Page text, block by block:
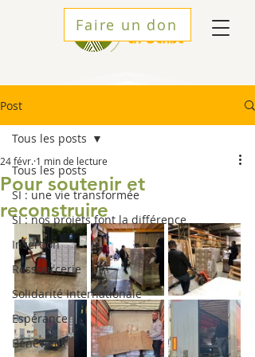
Faire un don
Post
Tous les posts
SI : une vie transformée
SI : nos projets font la différence
Insertion
Ressourcerie
Solidarité Internationale
Espérance
Bénévoles
Tous les posts
Pour soutenir et
reconstruire
24 févr. 1 min de lecture